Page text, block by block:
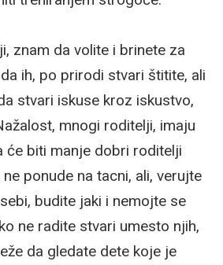
znam da volite i brinete za
ih, po prirodi stvari štitite, ali
stvari iskuse kroz iskustvo,
mnogi roditelji, imaju
će biti manje dobri roditelji
ponude na tacni, ali, verujte
budite jaki i nemojte se
ne radite stvari umesto njih,
da gledate dete koje je